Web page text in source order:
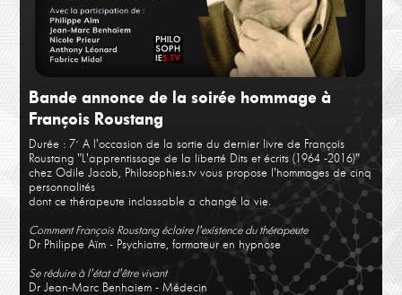
Jean-Marc Benhaiem, Anthony Léonard,
Fabrice Midal
L' hypnose pour tout changer
Bande annonce de la soirée hommage à
François Roustang
Durée : 7´ A l'occasion de la sortie du dernier livre de François
Roustang "L'apprentissage de la liberté Dits et écrits (1964 -2016)"
chez Odile Jacob, Philosophies.tv vous propose l'hommages de cinq
personnalités
dont ce thérapeute inclassable a changé la vie.
Comment François Roustang éclaire l'existence du thérapeute
Dr Philippe Aïm - Psychiatre, formateur en hypnose
Se réduire à l'état d'être vivant
Dr Jean-Marc Benhaiem - Médecin